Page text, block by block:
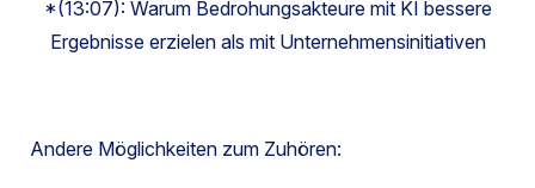
*(13:07): Warum Bedrohungsakteure mit KI bessere
Ergebnisse erzielen als mit Unternehmensinitiativen
Andere Möglichkeiten zum Zuhören: